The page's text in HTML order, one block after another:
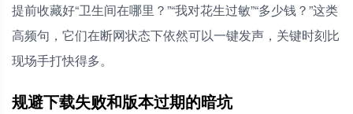
提前收藏好“卫生间在哪里？”“我对花生过敏”“多少钱？”这类
高频句，它们在断网状态下依然可以一键发声，关键时刻比
现场手打快得多。
规避下载失败和版本过期的暗坑